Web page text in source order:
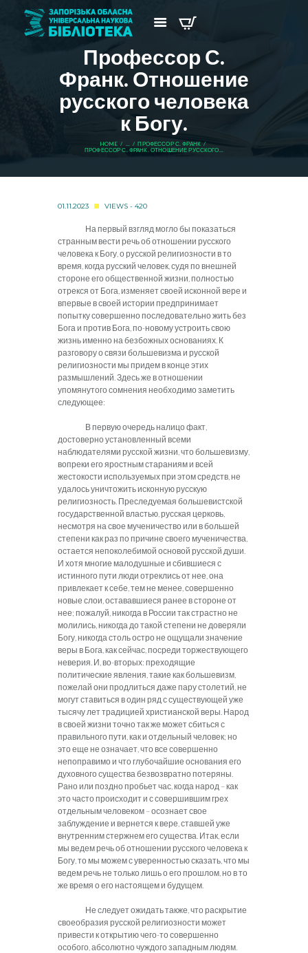
Профессор С.
Франк. Отношение
русского человека
к Богу.
HOME ...
ПРОФЕССОР С. ФРАНК
ПРОФЕССОР С. ФРАНК. ОТНОШЕНИЕ РУССКОГО...
01.11.2023 VIEWS - 420
На первый взгляд могло бы показаться
странным вести речь об отношении русского
человека к Богу, о русской религиозности в то
время, когда русский человек, судя по внешней
стороне его общественной жизни, полностью
отрекся от Бога, изменяет своей исконной вере и
впервые в своей истории предпринимает
попытку совершенно последовательно жить без
Бога и против Бога, по-новому устроить свою
жизнь именно на безбожных основаниях. К
разговору о связи большевизма и русской
религиозности мы придем в конце этих
размышлений. Здесь же в отношении
упомянутого сомнения необходимо заметить
следующее:
В первую очередь налицо факт,
достоверно установленный всеми
наблюдателями русской жизни, что большевизму,
вопреки его яростным стараниям и всей
жестокости используемых при этом средств, не
удалось уничтожить исконную русскую
религиозность. Преследуемая большевистской
государственной властью, русская церковь,
несмотря на свое мученичество или в большей
степени как раз по причине своего мученичества,
остается непоколебимой основой русской души.
И хотя многие малодушные и сбившиеся с
истинного пути люди отреклись от нее, она
привлекает к себе, тем не менее, совершенно
новые слои, остававшиеся ранее в стороне от
нее; пожалуй, никогда в России так страстно не
молились, никогда до такой степени не доверяли
Богу, никогда столь остро не ощущали значение
веры в Бога, как сейчас, посреди торжествующего
неверия. И, во-вторых: преходящие
политические явления, такие как большевизм,
пожелай они продлиться даже пару столетий, не
могут ставиться в один ряд с существующей уже
тысячу лет традицией христианской веры. Народ
в своей жизни точно так же может сбиться с
правильного пути, как и отдельный человек; но
это еще не означает, что все совершенно
непоправимо и что глубочайшие основания его
духовного существа безвозвратно потеряны.
Рано или поздно пробьет час, когда народ – как
это часто происходит и с совершившим грех
отдельным человеком – осознает свое
заблуждение и вернется к вере, ставшей уже
внутренним стержнем его существа. Итак, если
мы ведем речь об отношении русского человека к
Богу, то мы можем с уверенностью сказать, что мы
ведем речь не только лишь о его прошлом, но в то
же время о его настоящем и будущем.
Не следует ожидать также, что раскрытие
своеобразия русской религиозности может
привести к открытию чего-то совершенно
особого, абсолютно чуждого западным людям.